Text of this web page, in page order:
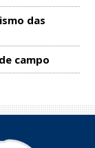
das
campo